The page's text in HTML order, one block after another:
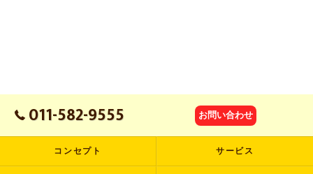
011-582-9555 お問い合わせ
コンセプト サービス